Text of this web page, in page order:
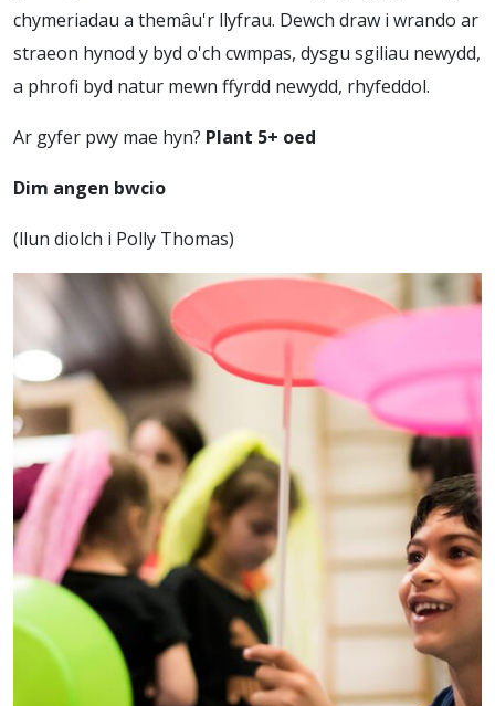
chymeriadau a themâu'r llyfrau. Dewch draw i wrando ar
straeon hynod y byd o'ch cwmpas, dysgu sgiliau newydd,
a phrofi byd natur mewn ffyrdd newydd, rhyfeddol.
Ar gyfer pwy mae hyn? Plant 5+ oed
Dim angen bwcio
(llun diolch i Polly Thomas)